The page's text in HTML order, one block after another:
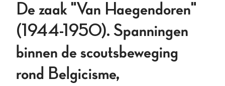
De zaak "Van Haegendoren"
(1944-1950). Spanningen
binnen de scoutsbeweging
rond Belgicisme,